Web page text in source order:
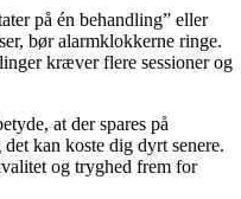
på én behandling” eller
bør alarmklokkerne ringe.
kræver flere sessioner og
at der spares på
kan koste dig dyrt senere.
og tryghed frem for